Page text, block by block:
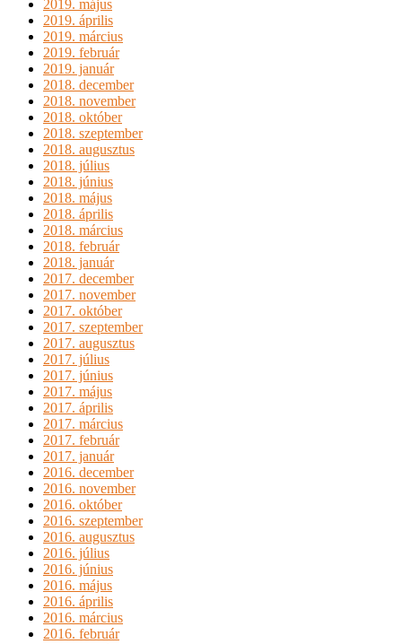
2019. május
2019. április
2019. március
2019. február
2019. január
2018. december
2018. november
2018. október
2018. szeptember
2018. augusztus
2018. július
2018. június
2018. május
2018. április
2018. március
2018. február
2018. január
2017. december
2017. november
2017. október
2017. szeptember
2017. augusztus
2017. július
2017. június
2017. május
2017. április
2017. március
2017. február
2017. január
2016. december
2016. november
2016. október
2016. szeptember
2016. augusztus
2016. július
2016. június
2016. május
2016. április
2016. március
2016. február